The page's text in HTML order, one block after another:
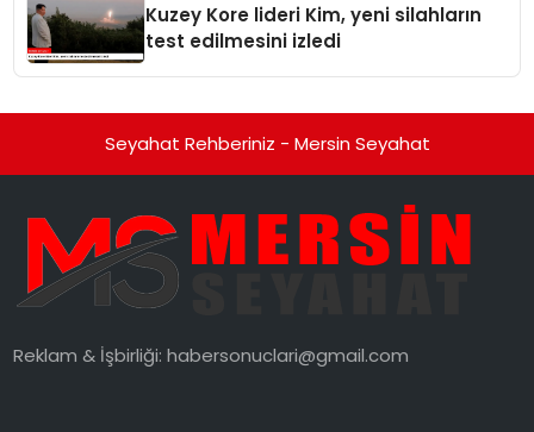
Kuzey Kore lideri Kim, yeni silahların
test edilmesini izledi
Seyahat Rehberiniz - Mersin Seyahat
Reklam & İşbirliği:habersonuclari@gmail.com